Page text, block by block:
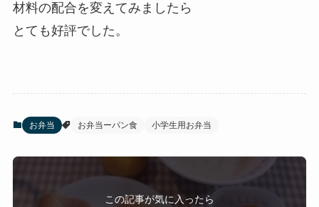
材料の配合を変えてみましたら
とても好評でした。
お弁当 お弁当ーパン食 小学生用お弁当
この記事が気に入ったら